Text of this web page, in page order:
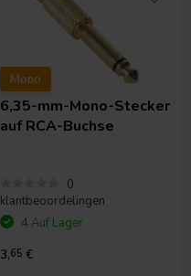
Mono
6,35-mm-Mono-Stecker
auf RCA-Buchse
0
klantbeoordelingen
4 Auf Lager
3,65 €